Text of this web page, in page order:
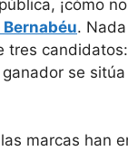
¡cómo
.
tres candidatos:
se
marcas han